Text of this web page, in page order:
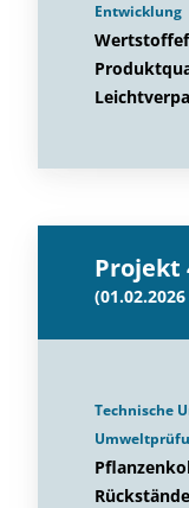
Entwicklung
Projekt
Technische